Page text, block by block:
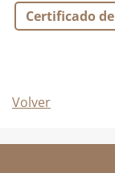
Certificado
Volver